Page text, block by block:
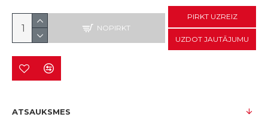
NOPIRKT
PIRKT UZREIZ
UZDOT JAUTĀJUMU
ATSAUKSMES